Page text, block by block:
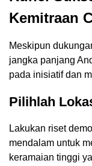
Kemitraan
Meskipun
jangka panjang
pada inisiatif dan
Pilihlah
Lakukan riset
mendalam untuk
keramaian tinggi